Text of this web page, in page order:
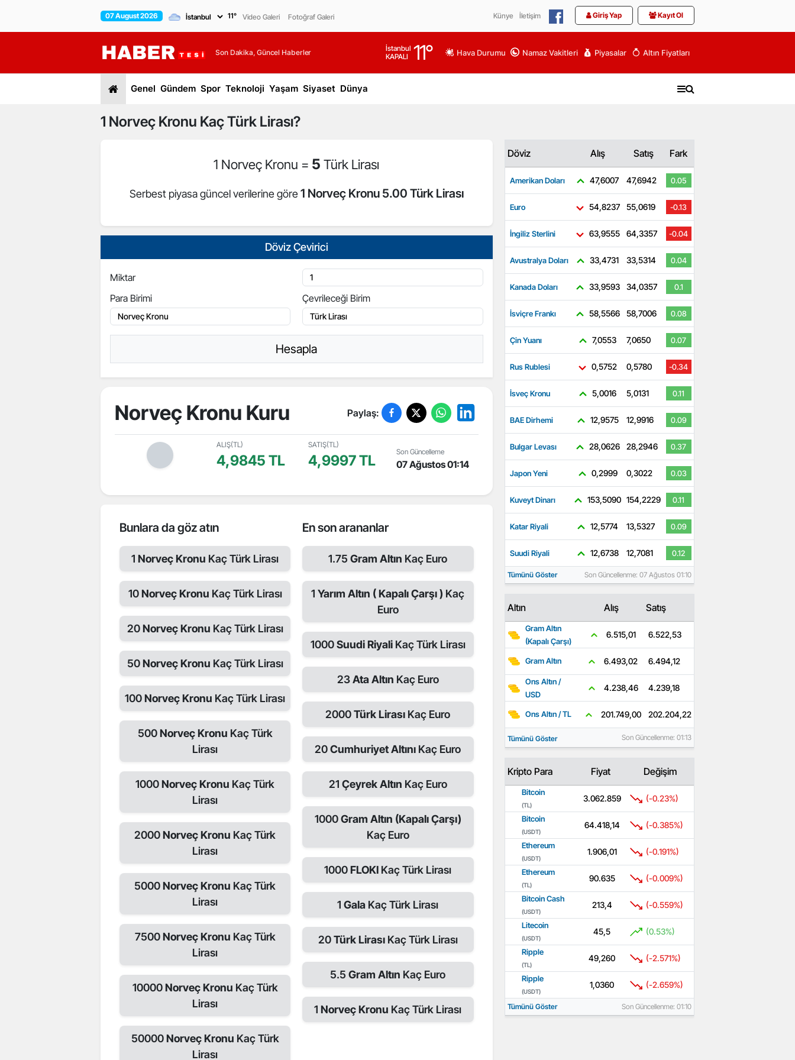
07 August 2026 11° Video Galeri Fotoğraf Galeri Künye İletişim Giriş Yap Kayıt Ol
Son Dakika, Güncel Haberler
İstanbul
KAPALI
11° Hava Durumu Namaz Vakitleri Piyasalar Altın Fiyatları
Genel Gündem Spor Teknoloji Yaşam Siyaset Dünya
1 Norveç Kronu Kaç Türk Lirası?
1 Norveç Kronu = 5Türk Lirası
Serbest piyasa güncel verilerine göre 1 Norveç Kronu 5.00 Türk Lirası
Döviz Çevirici
Miktar
Para Birimi
Çevrileceği Birim
Hesapla
Norveç Kronu Kuru Paylaş:
ALIŞ(TL)
4,9845 TL
SATIŞ(TL)
4,9997 TL
Son Güncelleme
07 Ağustos 01:14
Bunlara da göz atın
1Norveç Kronu Kaç Türk Lirası
10Norveç Kronu Kaç Türk Lirası
20Norveç Kronu Kaç Türk Lirası
50Norveç Kronu Kaç Türk Lirası
100Norveç Kronu Kaç Türk Lirası
500Norveç Kronu Kaç Türk
Lirası
1000Norveç Kronu Kaç Türk
Lirası
2000Norveç Kronu Kaç Türk
Lirası
5000Norveç Kronu Kaç Türk
Lirası
7500Norveç Kronu Kaç Türk
Lirası
10000Norveç Kronu Kaç Türk
Lirası
50000Norveç Kronu Kaç Türk
Lirası
En son arananlar
1.75Gram Altın Kaç Euro
1Yarım Altın ( Kapalı Çarşı ) Kaç
Euro
1000Suudi RiyaliKaç Türk Lirası
23Ata Altın Kaç Euro
2000Türk Lirası Kaç Euro
20Cumhuriyet Altını Kaç Euro
21 Çeyrek Altın Kaç Euro
1000Gram Altın (Kapalı Çarşı)
Kaç Euro
1000FLOKI Kaç Türk Lirası
1Gala Kaç Türk Lirası
20Türk LirasıKaç Türk Lirası
5.5Gram Altın Kaç Euro
1Norveç Kronu Kaç Türk Lirası
Döviz Alış Satış Fark
Amerikan Doları 47,6007 47,6942 0.05
Euro 54,8237 55,0619 -0.13
İngiliz Sterlini 63,9555 64,3357 -0.04
Avustralya Doları 33,4731 33,5314 0.04
Kanada Doları 33,9593 34,0357 0.1
İsviçre Frankı 58,5566 58,7006 0.08
Çin Yuanı 7,0553 7,0650 0.07
Rus Rublesi 0,5752 0,5780 -0.34
İsveç Kronu 5,0016 5,0131 0.11
BAE Dirhemi 12,9575 12,9916 0.09
Bulgar Levası 28,0626 28,2946 0.37
Japon Yeni 0,2999 0,3022 0.03
Kuveyt Dinarı 153,5090 154,2229 0.11
Katar Riyali 12,5774 13,5327 0.09
Suudi Riyali 12,6738 12,7081 0.12
Tümünü Göster Son Güncellenme: 07 Ağustos 01:10
Altın Alış Satış
Gram Altın
(Kapalı Çarşı)
6.515,01 6.522,53
Gram Altın 6.493,02 6.494,12
Ons Altın /
USD
4.238,46 4.239,18
Ons Altın / TL 201.749,00 202.204,22
Tümünü Göster Son Güncellenme: 01:13
Kripto Para Fiyat Değişim
Bitcoin
(TL)
3.062.859 (-0.23%)
Bitcoin
(USDT)
64.418,14 (-0.385%)
Ethereum
(USDT)
1.906,01 (-0.191%)
Ethereum
(TL)
90.635 (-0.009%)
Bitcoin Cash
(USDT)
213,4 (-0.559%)
Litecoin
(USDT)
45,5 (0.53%)
Ripple
(TL)
49,260 (-2.571%)
Ripple
(USDT)
1,0360 (-2.659%)
Tümünü Göster Son Güncellenme: 01:10